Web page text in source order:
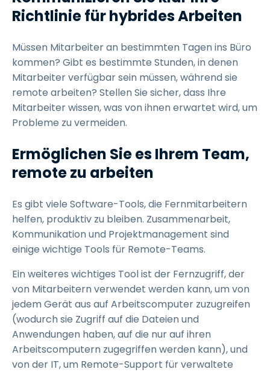
Richtlinie für hybrides Arbeiten
Müssen Mitarbeiter an bestimmten Tagen ins Büro
kommen? Gibt es bestimmte Stunden, in denen
Mitarbeiter verfügbar sein müssen, während sie
remote arbeiten? Stellen Sie sicher, dass Ihre
Mitarbeiter wissen, was von ihnen erwartet wird, um
Probleme zu vermeiden.
Ermöglichen Sie es Ihrem Team,
remote zu arbeiten
Es gibt viele Software-Tools, die Fernmitarbeitern
helfen, produktiv zu bleiben. Zusammenarbeit,
Kommunikation und Projektmanagement sind
einige wichtige Tools für Remote-Teams.
Ein weiteres wichtiges Tool ist der Fernzugriff, der
von Mitarbeitern verwendet werden kann, um von
jedem Gerät aus auf Arbeitscomputer zuzugreifen
(wodurch sie Zugriff auf die Dateien und
Anwendungen haben, auf die nur auf ihren
Arbeitscomputern zugegriffen werden kann), und
von der IT, um Remote-Support für verwaltete